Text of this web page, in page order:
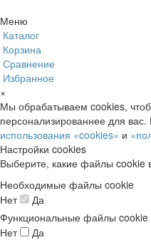
Меню
Каталог
Корзина
Сравнение
Избранное
×
Мы обрабатываем cookies,
персонализированнее для
использования «cookies» и
Настройки cookies
Выберите, какие файлы cookie
Необходимые файлы cookie
Нет
Да
Функциональные файлы cookie
Нет
Да